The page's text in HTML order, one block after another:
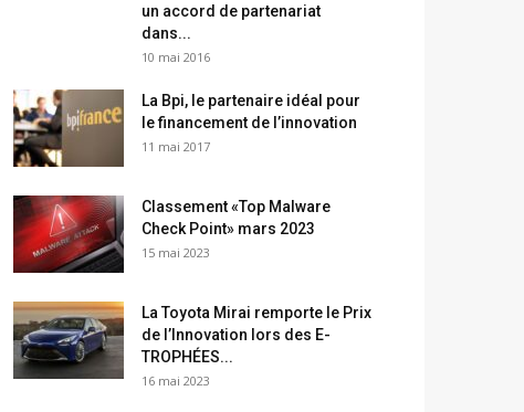
un accord de partenariat
dans...
10 mai 2016
La Bpi, le partenaire idéal pour
le financement de l’innovation
11 mai 2017
Classement «Top Malware
Check Point» mars 2023
15 mai 2023
La Toyota Mirai remporte le Prix
de l’Innovation lors des E-
TROPHÉES...
16 mai 2023